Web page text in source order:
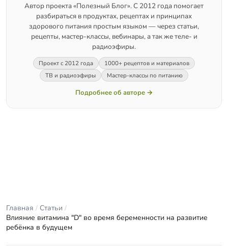
Автор проекта «Полезный Блог». С 2012 года помогает
разбираться в продуктах, рецептах и принципах
здорового питания простым языком — через статьи,
рецепты, мастер-классы, вебинары, а так же теле- и
радиоэфиры.
Проект с 2012 года
1000+ рецептов и материалов
ТВ и радиоэфиры
Мастер-классы по питанию
Подробнее об авторе →
Главная / Статьи /
Влияние витамина "D" во время беременности на развитие
ребёнка в будущем